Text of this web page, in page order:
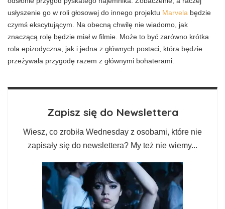
usłyszenie go w roli głosowej do innego projektu Marvela będzie
czymś ekscytującym. Na obecną chwilę nie wiadomo, jak
znaczącą rolę będzie miał w filmie. Może to być zarówno krótka
rola epizodyczna, jak i jedna z głównych postaci, która będzie
przeżywała przygodę razem z głównymi bohaterami.
Zapisz się do Newslettera
Wiesz, co zrobiła Wednesday z osobami, które nie
zapisały się do newslettera? My też nie wiemy...